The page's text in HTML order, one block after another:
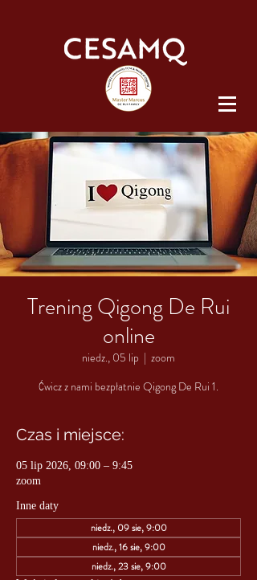
Trening Qigong De Rui
online
niedz., 05 lip
  |
zoom
Ćwicz z nami bezpłatnie Qigong De Rui 1.
Czas i miejsce:
05 lip 2026, 09:00 – 9:45
zoom
Inne daty
niedz., 09 sie, 9:00
niedz., 16 sie, 9:00
niedz., 23 sie, 9:00